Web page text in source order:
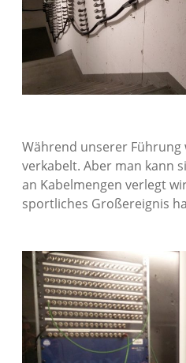
Während unserer Führung
verkabelt. Aber man kann
an Kabelmengen verlegt
sportliches Großereignis